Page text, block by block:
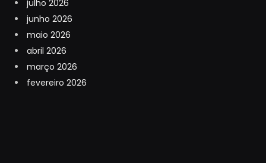
julho 2026
junho 2026
maio 2026
abril 2026
março 2026
fevereiro 2026